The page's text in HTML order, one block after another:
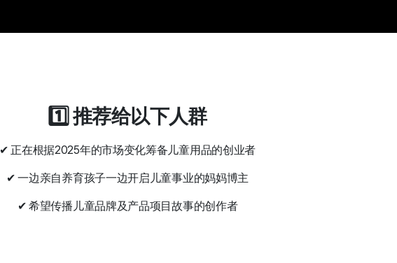
1️⃣ 推荐给以下人群
✔ 正在根据2025年的市场变化筹备儿童用品的创业者
✔ 一边亲自养育孩子一边开启儿童事业的妈妈博主
✔ 希望传播儿童品牌及产品项目故事的创作者